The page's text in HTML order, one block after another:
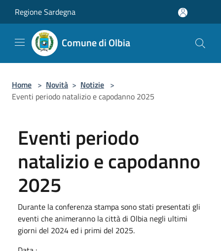
Regione Sardegna
Comune di Olbia
Home > Novità > Notizie >
Eventi periodo natalizio e capodanno 2025
Eventi periodo
natalizio e capodanno
2025
Durante la conferenza stampa sono stati presentati gli
eventi che animeranno la città di Olbia negli ultimi
giorni del 2024 ed i primi del 2025.